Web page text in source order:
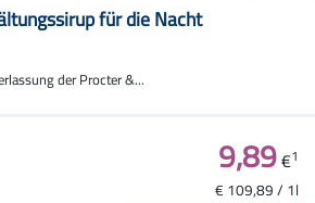
für die Nacht
der Procter &...
9,89€1
€ 109,89 / 1l